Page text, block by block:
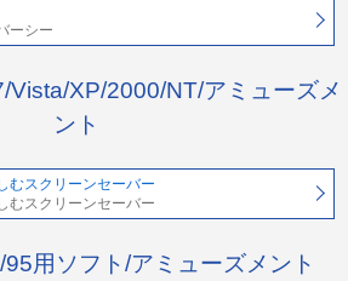
ーシー
Vista/XP/2000/NT/アミューズメ
ント
むスクリーンセーバー
むスクリーンセーバー
用ソフト/アミューズメント